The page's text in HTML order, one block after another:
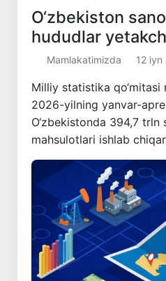
O‘zbekiston
hududlar
Mamlakatimizda 12 iyn
Milliy statistika qo‘mitasi
2026-yilning yanvar-
O‘zbekistonda 394,7 trln
mahsulotlari ishlab